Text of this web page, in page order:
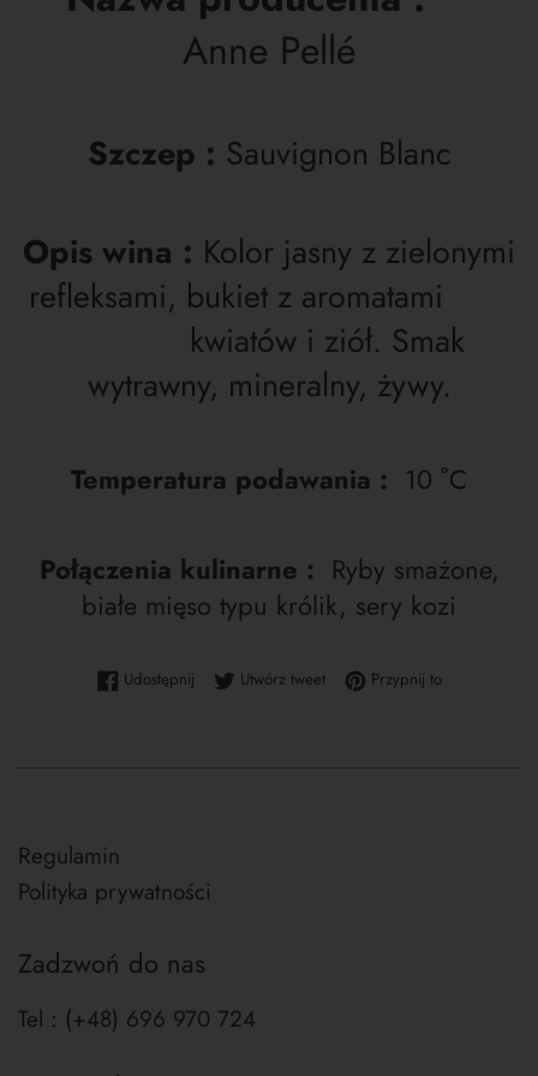
Anne Pellé
Szczep : Sauvignon Blanc
Opis wina : Kolor jasny z zielonymi
refleksami, bukiet z aromatami
kwiatów i ziół. Smak
wytrawny, mineralny, żywy.
Temperatura podawania : 10 ˚C
Połączenia kulinarne : Ryby smażone,
białe mięso typu królik, sery kozi
UdostępnijUdostępnij na Facebooku
Utwórz tweetTweetuj na Twitterze
Przypnij toPrzypnij do
Regulamin
Polityka prywatności
Zadzwoń do nas
Tel : (+48) 696 970 724